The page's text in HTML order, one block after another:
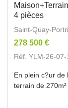
Maison+Terrain
4 pièces
Saint-Quay-
278 500 €
Réf. YLM-26-07-
En plein c?ur de
terrain de 270m²